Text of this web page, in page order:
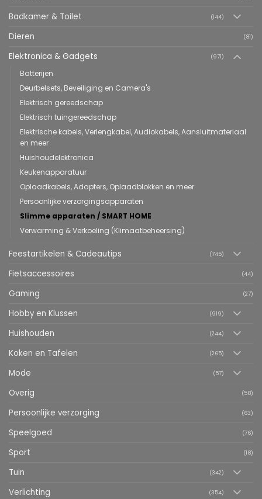
Badkamer & Toilet (144)
Dieren (81)
Elektronica & Gadgets (971)
Batterijen
Deurbelsets, Beveiliging en Camera's
Elektrisch gereedschap
Elektrisch tuingereedschap
Elektrische kabels, Verlengkabel, Audiokabels, Aansluitmateriaal
en meer
Huishoudelektronica
Keukenapparatuur
Oplaadkabels, Adapters, Oplaadblokken en meer
Persoonlijke verzorgingsapparaten
Slimme apparaten / SMART HOME
Verwarming & Verkoeling (Klimaatbeheersing)
Feestartikelen & Cadeautips (745)
Fietsaccessoires (44)
Gaming (27)
Hobby en Klussen (919)
Huishouden (244)
Koken en Tafelen (265)
Mode (57)
Overig (58)
Persoonlijke verzorging (63)
Speelgoed (76)
Sport (18)
Tuin (342)
Verlichting (354)